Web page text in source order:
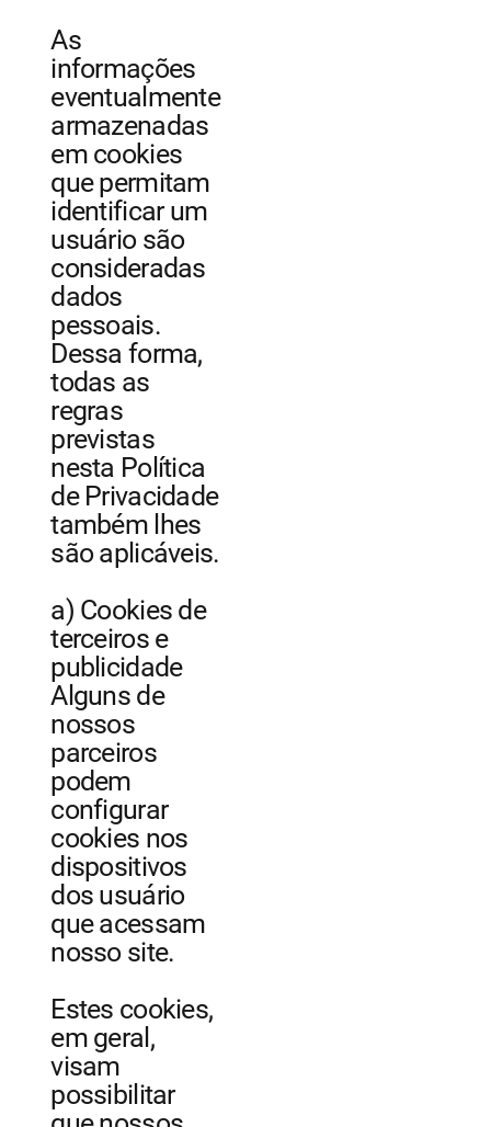
As
informações
eventualmente
armazenadas
em cookies
que permitam
identificar um
usuário são
consideradas
dados
pessoais.
Dessa forma,
todas as
regras
previstas
nesta Política
de Privacidade
também lhes
são aplicáveis.
a) Cookies de
terceiros e
publicidade
Alguns de
nossos
parceiros
podem
configurar
cookies nos
dispositivos
dos usuário
que acessam
nosso site.
Estes cookies,
em geral,
visam
possibilitar